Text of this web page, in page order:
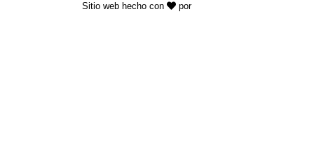
Sitio web hecho con por